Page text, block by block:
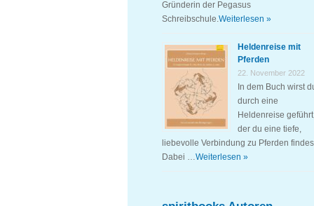
Gründerin der Pegasus
Schreibschule.Weiterlesen »
Heldenreise mit
Pferden
22. November 2022
In dem Buch wirst
durch eine
Heldenreise
der du eine tiefe,
liebevolle Verbindung zu Pferden
Dabei …Weiterlesen »